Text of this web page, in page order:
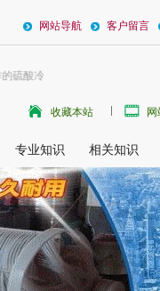
硫酸冷却设备生产厂家。耐
收藏本站
专业知识 相关知识
网站导航 客户留言